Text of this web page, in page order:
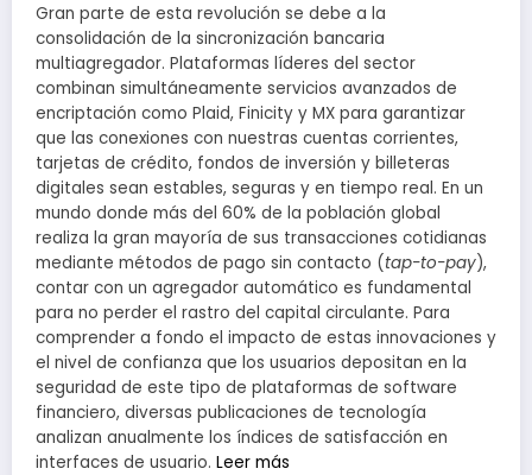
Gran parte de esta revolución se debe a la
consolidación de la sincronización bancaria
multiagregador. Plataformas líderes del sector
combinan simultáneamente servicios avanzados de
encriptación como Plaid, Finicity y MX para garantizar
que las conexiones con nuestras cuentas corrientes,
tarjetas de crédito, fondos de inversión y billeteras
digitales sean estables, seguras y en tiempo real. En un
mundo donde más del 60% de la población global
realiza la gran mayoría de sus transacciones cotidianas
mediante métodos de pago sin contacto (tap-to-pay),
contar con un agregador automático es fundamental
para no perder el rastro del capital circulante. Para
comprender a fondo el impacto de estas innovaciones y
el nivel de confianza que los usuarios depositan en la
seguridad de este tipo de plataformas de software
financiero, diversas publicaciones de tecnología
analizan anualmente los índices de satisfacción en
interfaces de usuario. Leer más